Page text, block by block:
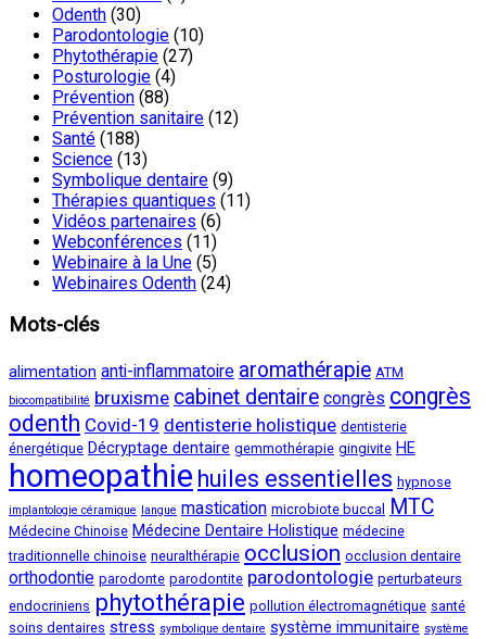
Odenth (30)
Parodontologie (10)
Phytothérapie (27)
Posturologie (4)
Prévention (88)
Prévention sanitaire (12)
Santé (188)
Science (13)
Symbolique dentaire (9)
Thérapies quantiques (11)
Vidéos partenaires (6)
Webconférences (11)
Webinaire à la Une (5)
Webinaires Odenth (24)
Mots-clés
alimentation anti-inflammatoire aromathérapie ATM
biocompatibilité bruxisme cabinet dentaire congrès congrès
odenth Covid-19 dentisterie holistique dentisterie
énergétique Décryptage dentaire gemmothérapie gingivite HE
homeopathie huiles essentielles hypnose
implantologie céramique langue mastication microbiote buccal MTC
Médecine Chinoise Médecine Dentaire Holistique médecine
traditionnelle chinoise neuralthérapie occlusion occlusion dentaire
orthodontie parodonte parodontite parodontologie perturbateurs
endocriniens phytothérapie pollution électromagnétique santé
soins dentaires stress symbolique dentaire système immunitaire système